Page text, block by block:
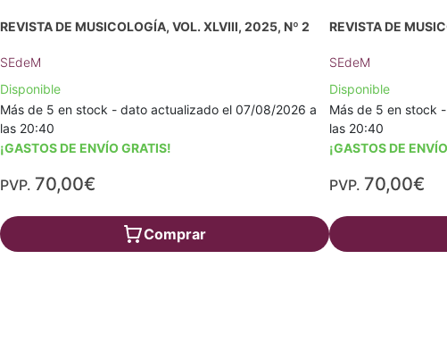
REVISTA DE MUSICOLOGÍA, VOL. XLVIII, 2025, Nº 2
SEdeM
Disponible
Más de 5 en stock - dato actualizado el 07/08/2026 a
las 20:40
¡GASTOS DE ENVÍO GRATIS!
PVP. 70,00€
Comprar
REVISTA DE
SEdeM
Disponible
Más de 5 en stock
las 20:40
¡GASTOS DE
PVP. 70,00€